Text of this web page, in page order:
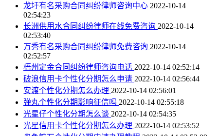
龙圩有名采购合同纠纷律师咨询中心 2022-10-14
02:54:23
长洲供用水合同纠纷律师在线免费咨询 2022-10-14
02:53:40
万秀有名采购合同纠纷律师免费咨询 2022-10-14
02:52:57
梧州定金合同纠纷律师咨询电话 2022-10-14 02:52:14
破浪信用卡个性化分期怎么申请 2022-10-14 02:56:44
安渡个性化分期怎么办理 2022-10-14 02:56:01
弹丸个性化分期影响征信吗 2022-10-14 02:55:18
光星仔个性化分期怎么谈 2022-10-14 02:54:35
光星信用卡个性化分期怎么办理 2022-10-14 02:53:52